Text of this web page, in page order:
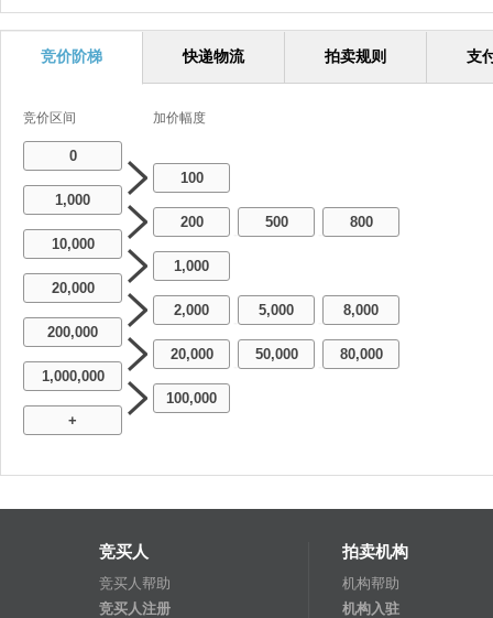
竞价阶梯 快递物流 拍卖规则 支
竞价区间 加价幅度
0
100
1,000
200
500
800
10,000
1,000
20,000
2,000
5,000
8,000
200,000
20,000
50,000
80,000
1,000,000
100,000
+
竞买人
竞买人帮助
竞买人注册
拍卖机构
机构帮助
机构入驻